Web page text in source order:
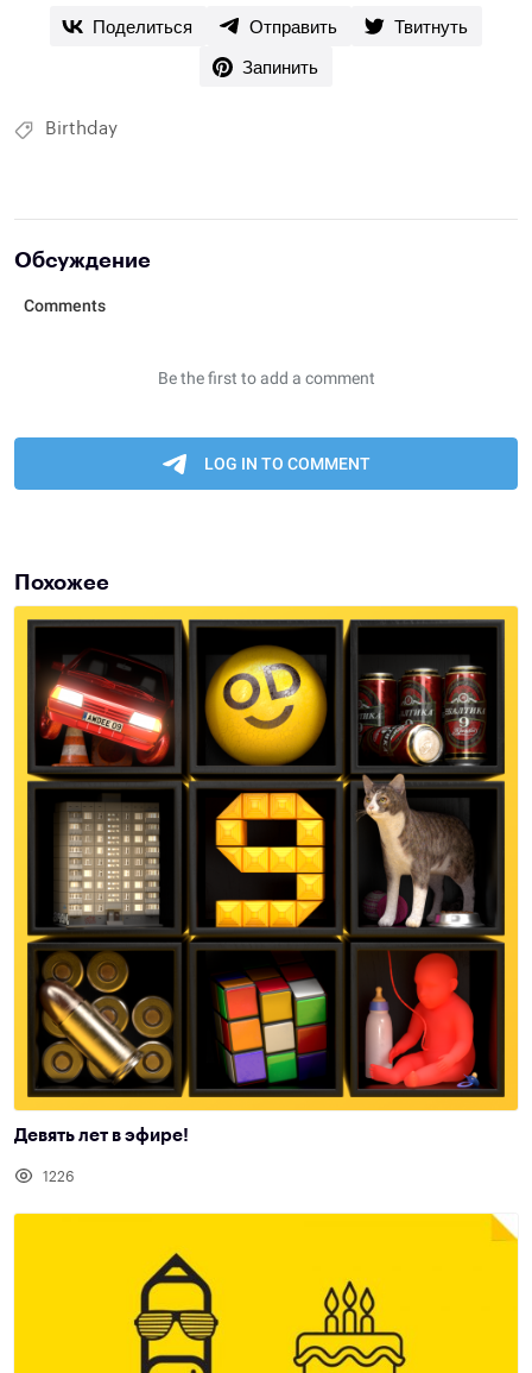
Поделиться Отправить
Твитнуть
Запинить
Birthday
Обсуждение
Похожее
Девять лет в эфире!
1226